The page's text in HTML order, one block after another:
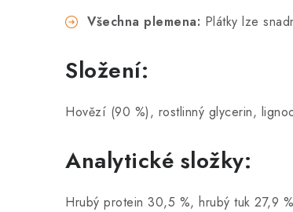
Všechna plemena: Plátky lze
Složení:
Hovězí (90 %), rostlinný glycerin,
Analytické složky:
Hrubý protein 30,5 %, hrubý tuk 27,9